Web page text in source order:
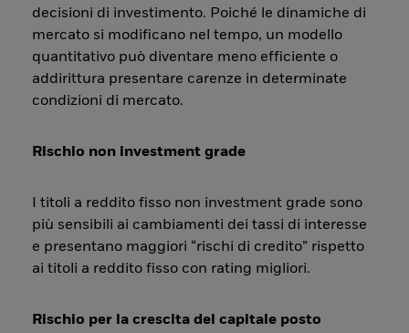
decisioni di investimento. Poiché le dinamiche di
mercato si modificano nel tempo, un modello
quantitativo può diventare meno efficiente o
addirittura presentare carenze in determinate
condizioni di mercato.
Rischio non investment grade
I titoli a reddito fisso non investment grade sono
più sensibili ai cambiamenti dei tassi di interesse
e presentano maggiori “rischi di credito” rispetto
ai titoli a reddito fisso con rating migliori.
Rischio per la crescita del capitale posto